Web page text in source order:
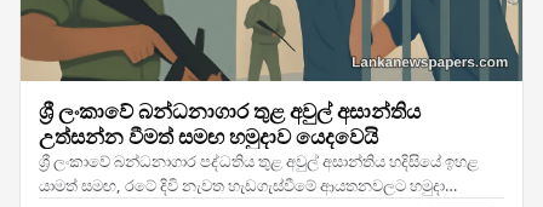
ශ්‍රී ලංකාවේ බන්ධනාගාර තුළ අවුල් අසාන්තිය
උත්සන්න වීමත් සමඟ හමුදාව යෙදවෙයි
ශ්‍රී ලංකාවේ බන්ධනාගාර පද්ධතිය තුළ අවුල් අසාන්තිය හදිසියේ ඉහළ
යාමත් සමඟ, රටේ දිවි නැවත හැඩගැස්වීමේ ආයතනවලට හමුදා